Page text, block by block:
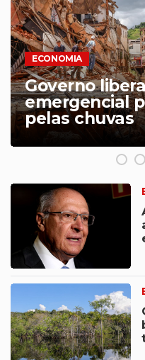
ECONOMIA
Clientes em
Sabesp têm
pagar com